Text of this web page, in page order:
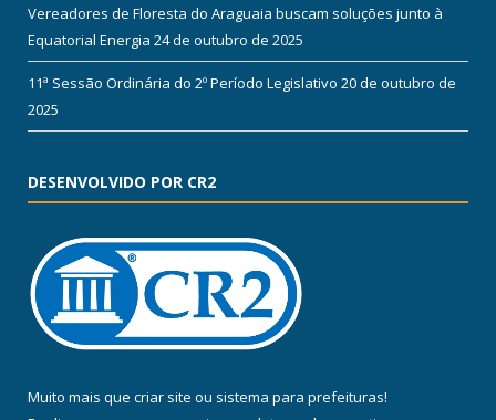
Vereadores de Floresta do Araguaia buscam soluções junto à
Equatorial Energia 24 de outubro de 2025
11ª Sessão Ordinária do 2º Período Legislativo 20 de outubro de
2025
DESENVOLVIDO POR CR2
Muito mais que criar site ou sistema para prefeituras!